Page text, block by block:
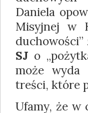
Daniela
Misyjnej w
SJ o
może wyda
treści, które
Ufamy, że w